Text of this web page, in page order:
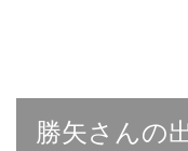
勝矢さんの